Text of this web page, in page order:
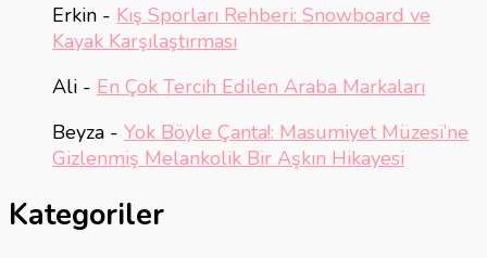
Erkin - Kış Sporları Rehberi: Snowboard ve
Kayak Karşılaştırması
Ali - En Çok Tercih Edilen Araba Markaları
Beyza - Yok Böyle Çanta!: Masumiyet Müzesi’ne
Gizlenmiş Melankolik Bir Aşkın Hikayesi
Kategoriler